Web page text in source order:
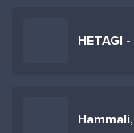
HETAGI -